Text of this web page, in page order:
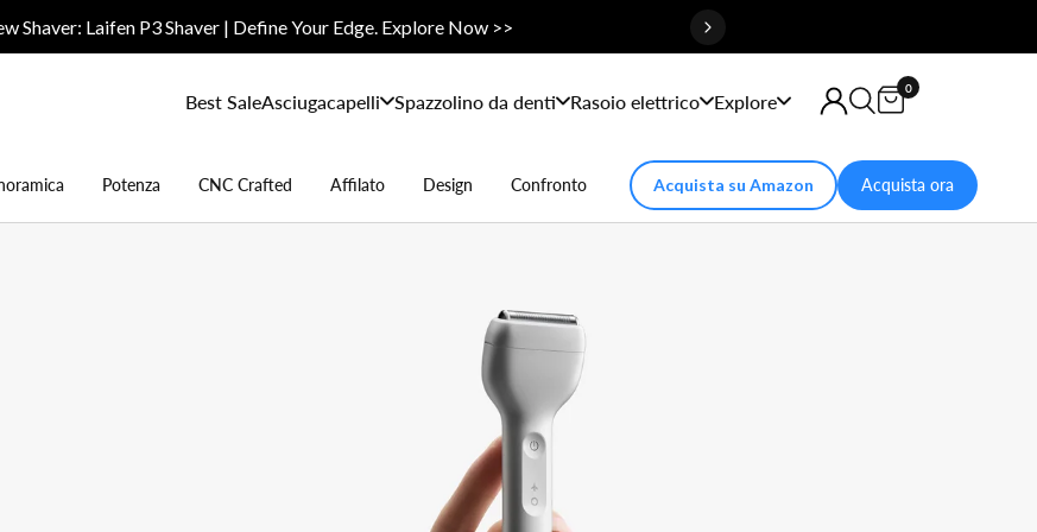
Shaver: Laifen P3 Shaver | Define Your Edge. Explore Now >>
Best SaleAsciugacapelli Spazzolino da denti Rasoio elettrico Explore
0
Potenza CNC Crafted Affilato Design Confronto Acquista su Amazon Acquista ora